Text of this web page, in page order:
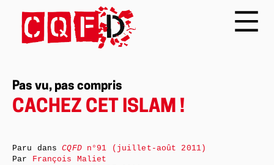
Pas vu, pas compris
CACHEZ CET ISLAM !
Paru dansCQFDn°91 (juillet-août 2011)
Par François Maliet